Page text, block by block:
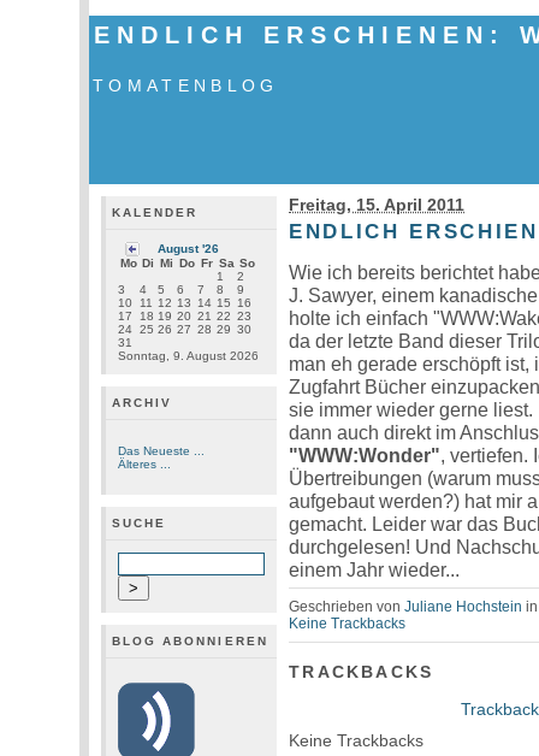
ENDLICH ERSCHIENEN:
TOMATENBLOG
KALENDER
August '26
Mo Di Mi Do Fr Sa So
Sonntag, 9. August 2026
1
2
3
4 5 6 7 8
9
10 11 12 13 14 15 16
17
18 19 20 21 22 23
24 25 26 27 28 29 30
31
ARCHIV
Das Neueste ...
Älteres ...
SUCHE
BLOG ABONNIEREN
Freitag, 15. April 2011
ENDLICH
Wie ich bereits berichtet
J. Sawyer, einem
holte ich einfach
da der letzte Band dieser
man eh gerade erschöpft
Zugfahrt Bücher
sie immer wieder gerne
dann auch direkt im
"WWW:Wonder", vertiefen.
Übertreibungen (warum
aufgebaut werden?) hat mir
gemacht. Leider war das
durchgelesen! Und
einem Jahr wieder...
Geschrieben vonJuliane Hochstein
Keine Trackbacks
TRACKBACKS
Keine Trackbacks